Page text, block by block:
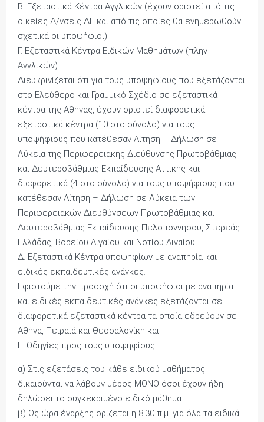
Β. Εξεταστικά Κέντρα Αγγλικών (έχουν οριστεί από τις
οικείες Δ/νσεις ΔΕ και από τις οποίες θα ενημερωθούν
σχετικά οι υποψήφιοι).
Γ. Εξεταστικά Κέντρα Ειδικών Μαθημάτων (πλην
Αγγλικών).
Διευκρινίζεται ότι για τους υποψηφίους που εξετάζονται
στο Ελεύθερο και Γραμμικό Σχέδιο σε εξεταστικά
κέντρα της Αθήνας, έχουν οριστεί διαφορετικά
εξεταστικά κέντρα (10 στο σύνολο) για τους
υποψήφιους που κατέθεσαν Αίτηση – Δήλωση σε
Λύκεια της Περιφερειακής Διεύθυνσης Πρωτοβάθμιας
και Δευτεροβάθμιας Εκπαίδευσης Αττικής και
διαφορετικά (4 στο σύνολο) για τους υποψήφιους που
κατέθεσαν Αίτηση – Δήλωση σε Λύκεια των
Περιφερειακών Διευθύνσεων Πρωτοβάθμιας και
Δευτεροβάθμιας Εκπαίδευσης Πελοποννήσου, Στερεάς
Ελλάδας, Βορείου Αιγαίου και Νοτίου Αιγαίου.
Δ. Εξεταστικά Κέντρα υποψηφίων με αναπηρία και
ειδικές εκπαιδευτικές ανάγκες.
Εφιστούμε την προσοχή ότι οι υποψήφιοι με αναπηρία
και ειδικές εκπαιδευτικές ανάγκες εξετάζονται σε
διαφορετικά εξεταστικά κέντρα τα οποία εδρεύουν σε
Αθήνα, Πειραιά και Θεσσαλονίκη και
Ε. Οδηγίες προς τους υποψηφίους.
α) Στις εξετάσεις του κάθε ειδικού μαθήματος
δικαιούνται να λάβουν μέρος ΜΟΝΟ όσοι έχουν ήδη
δηλώσει το συγκεκριμένο ειδικό μάθημα
β) Ως ώρα έναρξης ορίζεται η 8:30 π.μ. για όλα τα ειδικά